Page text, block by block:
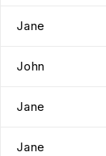
Jane
John
Jane
Jane